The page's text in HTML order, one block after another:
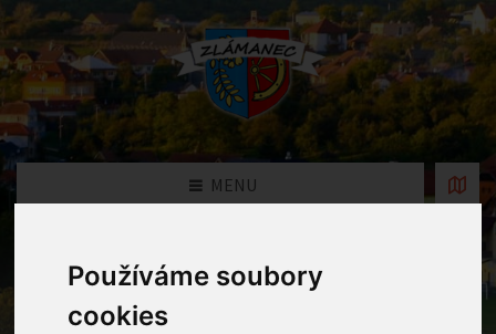
Používáme soubory
cookies
MENU
Fotogalerie